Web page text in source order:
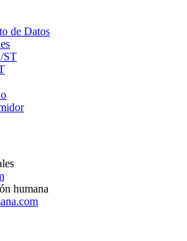
de Datos
in
ST
new
window
in
Opens
humana